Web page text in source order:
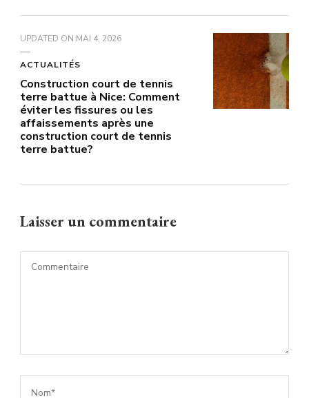
UPDATED ON MAI 4, 2026
ACTUALITÉS
Construction court de tennis
terre battue à Nice: Comment
éviter les fissures ou les
affaissements après une
construction court de tennis
terre battue?
Laisser un commentaire